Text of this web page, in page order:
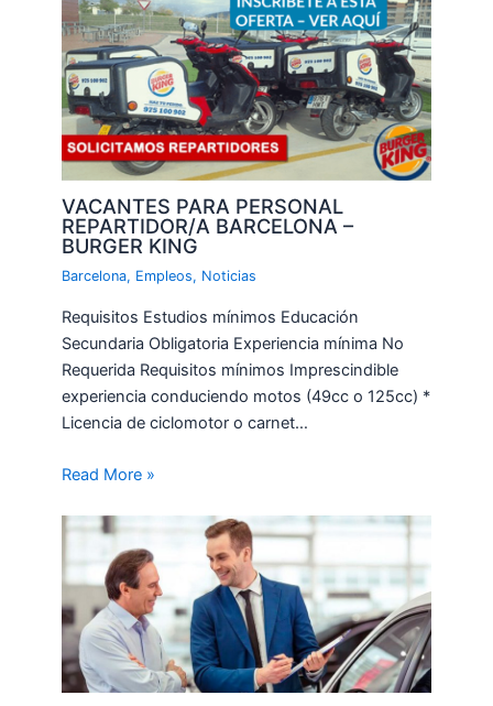
VACANTES PARA PERSONAL
REPARTIDOR/A BARCELONA –
BURGER KING
Barcelona, Empleos, Noticias
Requisitos Estudios mínimos Educación
Secundaria Obligatoria Experiencia mínima No
Requerida Requisitos mínimos Imprescindible
experiencia conduciendo motos (49cc o 125cc) *
Licencia de ciclomotor o carnet…
Read More »